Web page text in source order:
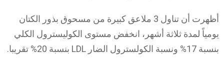
أظهرت أن تناول 3 ملاعق كبيرة من مسحوق بذور الكتان
يومياً لمدة ثلاثة أشهر، انخفض مستوى الكوليسترول الكلي
بنسبة 17% ونسبة الكولسترول الضار LDL بنسبة 20% تقريبا.